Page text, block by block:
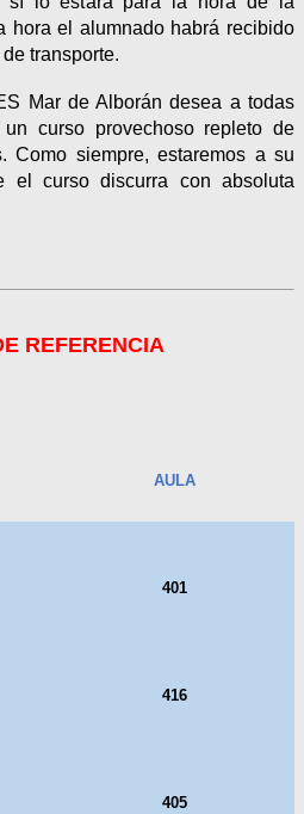
hora el alumnado habrá recibido
transporte.
Mar de Alborán desea a todas
curso provechoso repleto de
Como siempre, estaremos a su
el curso discurra con absoluta
REFERENCIA
AULA
401
416
405